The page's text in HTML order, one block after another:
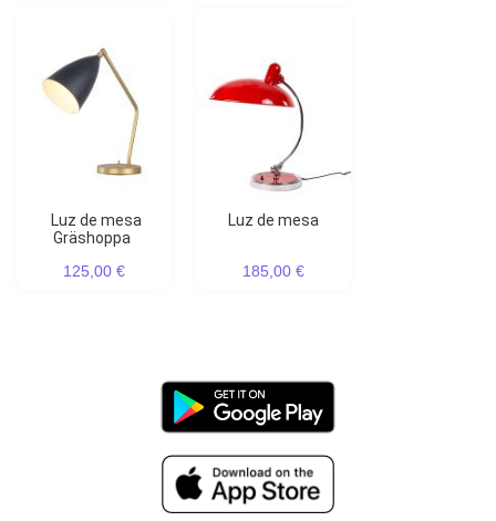
Luz de mesa
Gräshoppa
125,00 €
Luz de mesa
185,00 €